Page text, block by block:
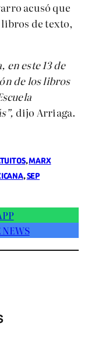
acusó que
libros de texto,
este 13 de
de los libros
dijo Arriaga.
, MARX
, SEP
NEWS